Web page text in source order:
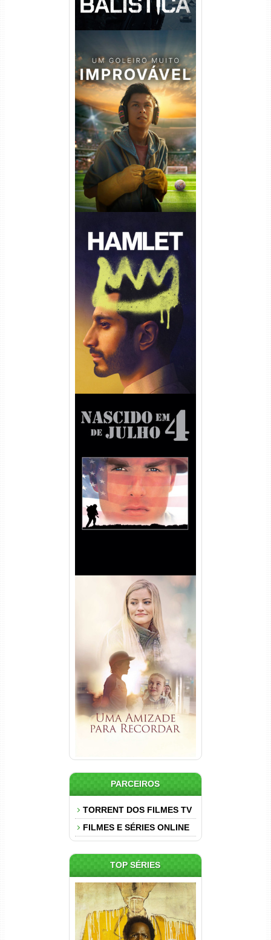
Um Goleiro Muito Improvável
Torrent (2026) WEB-DL 1080p
Dual Áudio
Hamlet Torrent (2026) WEB-
DL 1080p Dual Áudio
Nascido em 4 de Julho
Torrent (1989) WEB-DL 1080p
Dual Áudio
Uma Amizade para Recordar
Torrent (2025) WEB-DL 1080p
Dual Áudio
PARCEIROS
TORRENT DOS FILMES TV
FILMES E SÉRIES ONLINE
TOP SÉRIES